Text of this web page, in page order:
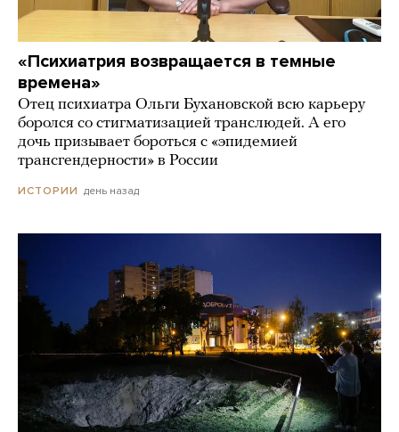
«Психиатрия возвращается в темные
времена»
Отец психиатра Ольги Бухановской всю карьеру
боролся со стигматизацией транслюдей. А его
дочь призывает бороться с «эпидемией
трансгендерности» в России
ИСТОРИИ день назад